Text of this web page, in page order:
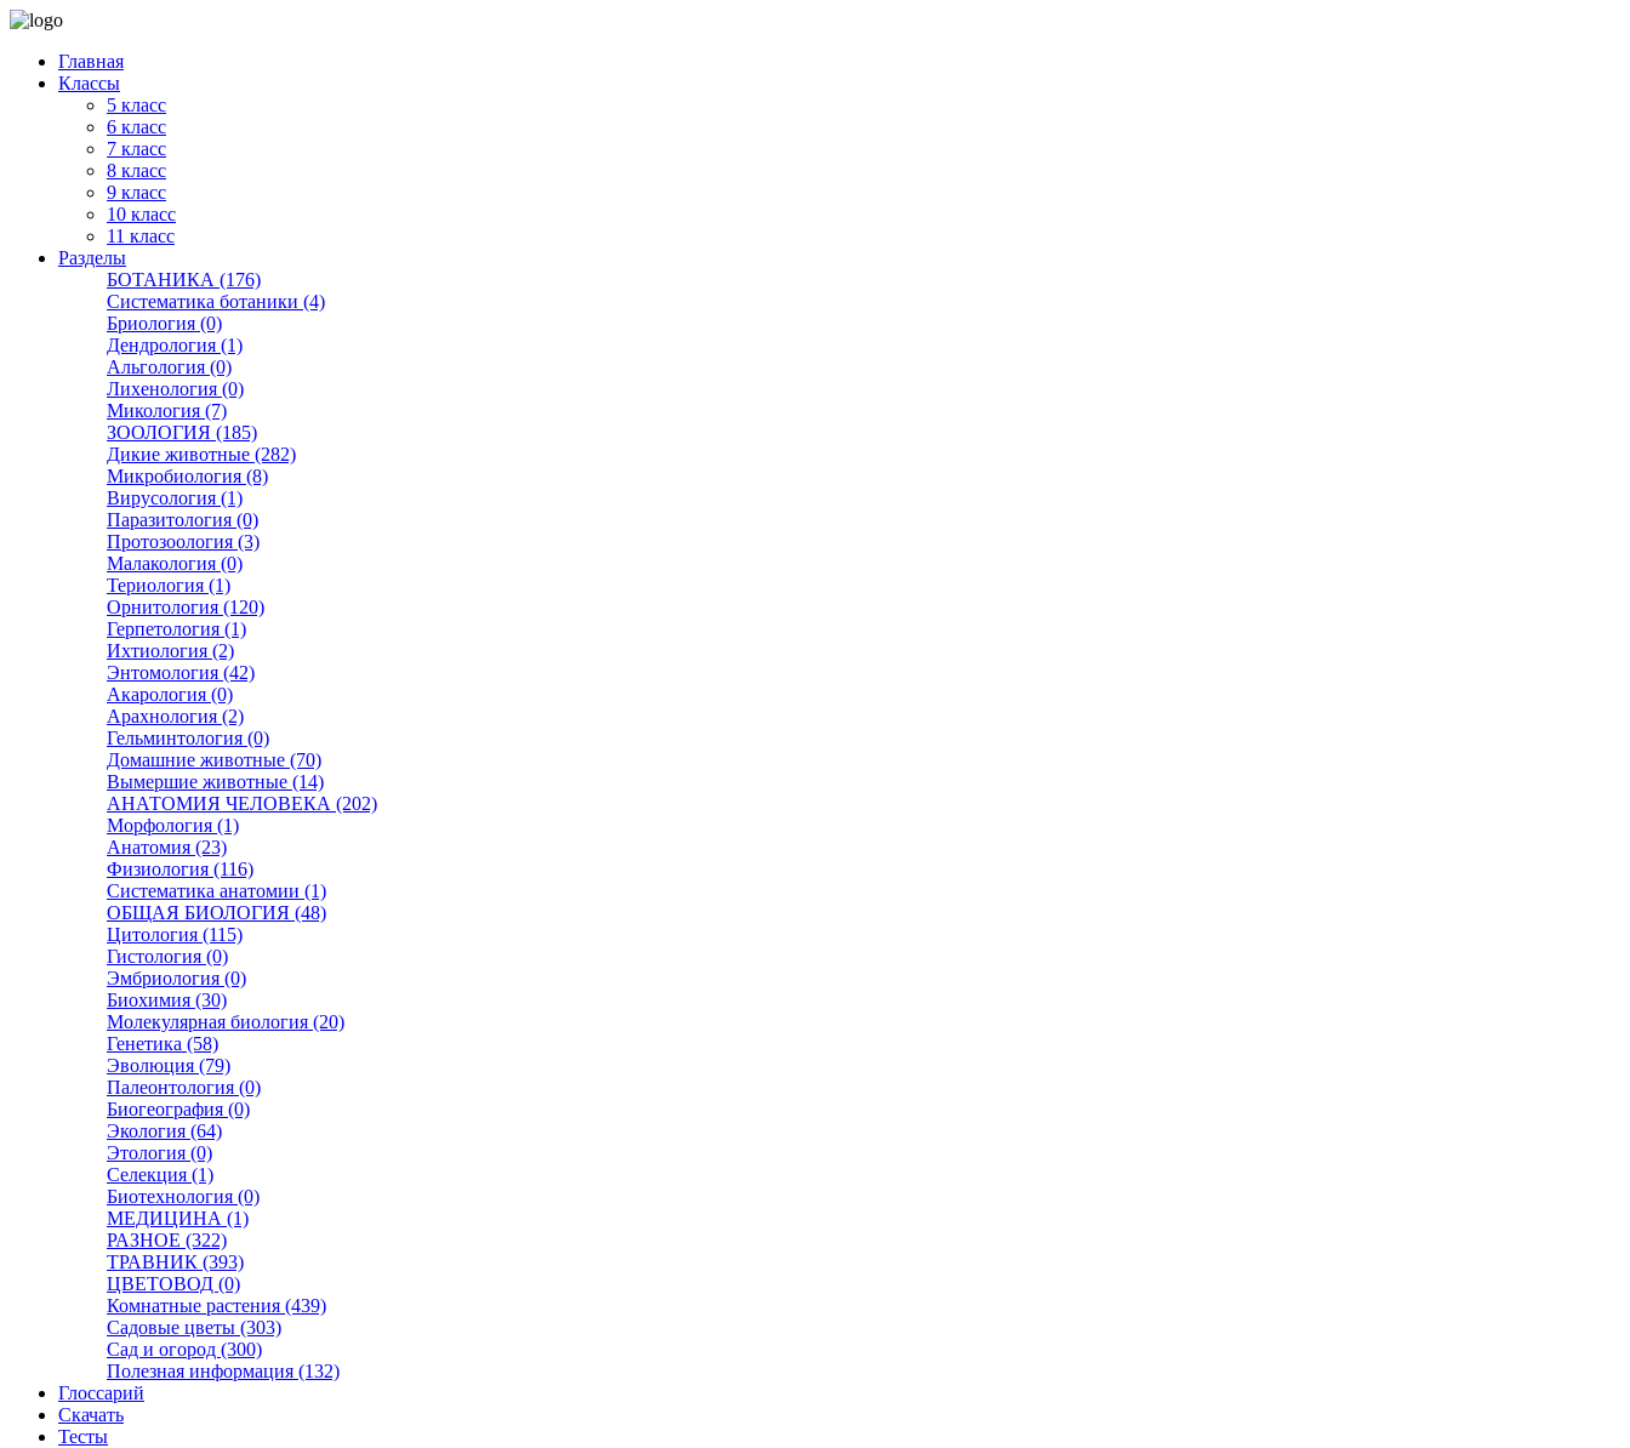
Главная
Классы
5 класс
6 класс
7 класс
8 класс
9 класс
10 класс
11 класс
Разделы
БОТАНИКА (176)
Систематика ботаники (4)
Бриология (0)
Дендрология (1)
Альгология (0)
Лихенология (0)
Микология (7)
ЗООЛОГИЯ (185)
Дикие животные (282)
Микробиология (8)
Вирусология (1)
Паразитология (0)
Протозоология (3)
Малакология (0)
Териология (1)
Орнитология (120)
Герпетология (1)
Ихтиология (2)
Энтомология (42)
Акарология (0)
Арахнология (2)
Гельминтология (0)
Домашние животные (70)
Вымершие животные (14)
АНАТОМИЯ ЧЕЛОВЕКА (202)
Морфология (1)
Анатомия (23)
Физиология (116)
Систематика анатомии (1)
ОБЩАЯ БИОЛОГИЯ (48)
Цитология (115)
Гистология (0)
Эмбриология (0)
Биохимия (30)
Молекулярная биология (20)
Генетика (58)
Эволюция (79)
Палеонтология (0)
Биогеография (0)
Экология (64)
Этология (0)
Селекция (1)
Биотехнология (0)
МЕДИЦИНА (1)
РАЗНОЕ (322)
ТРАВНИК (393)
ЦВЕТОВОД (0)
Комнатные растения (439)
Садовые цветы (303)
Сад и огород (300)
Полезная информация (132)
Глоссарий
Скачать
Тесты